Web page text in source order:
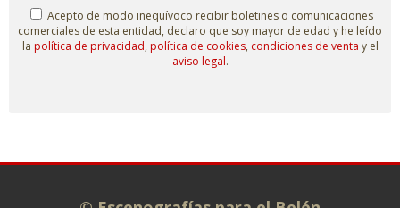
Acepto de modo inequívoco recibir boletines o comunicaciones
comerciales de esta entidad, declaro que soy mayor de edad y he leído
la política de privacidad, política de cookies, condiciones de venta y el
aviso legal.